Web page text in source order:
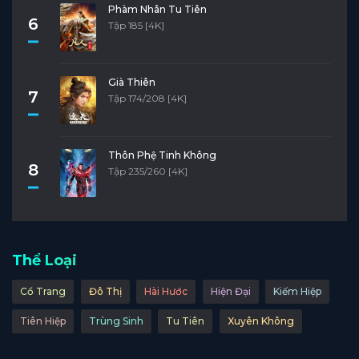
6
Phàm Nhân Tu Tiên
Tập 185 [4K]
7
Già Thiên
Tập 174/208 [4K]
8
Thôn Phệ Tinh Không
Tập 235/260 [4K]
Thể Loại
Cổ Trang Đô Thị Hài Hước Hiện Đại Kiếm Hiệp
Tiên Hiệp Trùng Sinh Tu Tiên Xuyên Không